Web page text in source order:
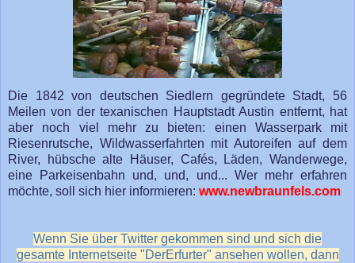
Die 1842 von deutschen Siedlern gegründete Stadt, 56
Meilen von der texanischen Hauptstadt Austin entfernt, hat
aber noch viel mehr zu bieten: einen Wasserpark mit
Riesenrutsche, Wildwasserfahrten mit Autoreifen auf dem
River, hübsche alte Häuser, Cafés, Läden, Wanderwege,
eine Parkeisenbahn und, und, und... Wer mehr erfahren
möchte, soll sich hier informieren: www.newbraunfels.com
Wenn Sie über Twitter gekommen sind und sich die
gesamte Internetseite "DerErfurter" ansehen wollen, dann